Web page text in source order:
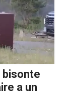
bisonte
a un